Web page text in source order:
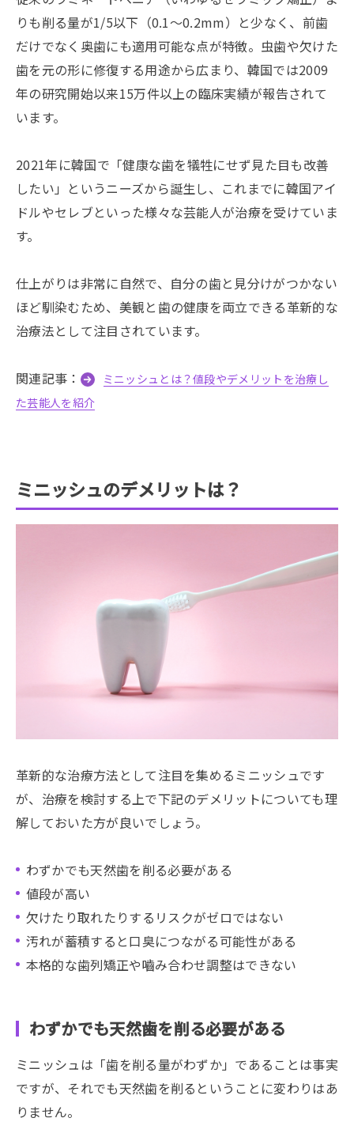
りも削る量が1/5以下（0.1〜0.2mm）と少なく、前歯
だけでなく奥歯にも適用可能な点が特徴。虫歯や欠けた
歯を元の形に修復する用途から広まり、韓国では2009
年の研究開始以来15万件以上の臨床実績が報告されて
います。
2021年に韓国で「健康な歯を犠牲にせず見た目も改善
したい」というニーズから誕生し、これまでに韓国アイ
ドルやセレブといった様々な芸能人が治療を受けていま
す。
仕上がりは非常に自然で、自分の歯と見分けがつかない
ほど馴染むため、美観と歯の健康を両立できる革新的な
治療法として注目されています。
関連記事：
ミニッシュとは？値段やデメリットを治療し
た芸能人を紹介
ミニッシュのデメリットは？
革新的な治療方法として注目を集めるミニッシュです
が、治療を検討する上で下記のデメリットについても理
解しておいた方が良いでしょう。
わずかでも天然歯を削る必要がある
値段が高い
欠けたり取れたりするリスクがゼロではない
汚れが蓄積すると口臭につながる可能性がある
本格的な歯列矯正や嚙み合わせ調整はできない
わずかでも天然歯を削る必要がある
ミニッシュは「歯を削る量がわずか」であることは事実
ですが、それでも天然歯を削るということに変わりはあ
りません。